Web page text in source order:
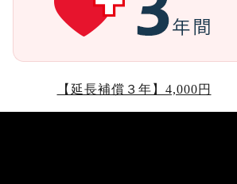
【延長補償３年】4,000円